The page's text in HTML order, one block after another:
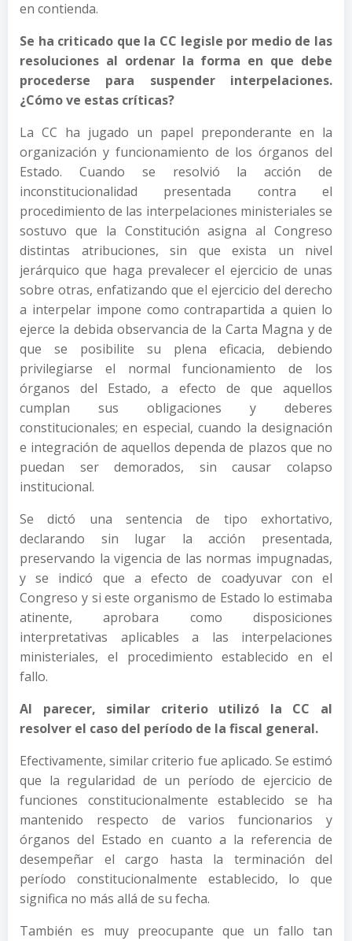
en contienda.
Se ha criticado que la CC legisle por medio de las
resoluciones al ordenar la forma en que debe
procederse para suspender interpelaciones.
¿Cómo ve estas críticas?
La CC ha jugado un papel preponderante en la
organización y funcionamiento de los órganos del
Estado. Cuando se resolvió la acción de
inconstitucionalidad presentada contra el
procedimiento de las interpelaciones ministeriales se
sostuvo que la Constitución asigna al Congreso
distintas atribuciones, sin que exista un nivel
jerárquico que haga prevalecer el ejercicio de unas
sobre otras, enfatizando que el ejercicio del derecho
a interpelar impone como contrapartida a quien lo
ejerce la debida observancia de la Carta Magna y de
que se posibilite su plena eficacia, debiendo
privilegiarse el normal funcionamiento de los
órganos del Estado, a efecto de que aquellos
cumplan sus obligaciones y deberes
constitucionales; en especial, cuando la designación
e integración de aquellos dependa de plazos que no
puedan ser demorados, sin causar colapso
institucional.
Se dictó una sentencia de tipo exhortativo,
declarando sin lugar la acción presentada,
preservando la vigencia de las normas impugnadas,
y se indicó que a efecto de coadyuvar con el
Congreso y si este organismo de Estado lo estimaba
atinente, aprobara como disposiciones
interpretativas aplicables a las interpelaciones
ministeriales, el procedimiento establecido en el
fallo.
Al parecer, similar criterio utilizó la CC al
resolver el caso del período de la fiscal general.
Efectivamente, similar criterio fue aplicado. Se estimó
que la regularidad de un período de ejercicio de
funciones constitucionalmente establecido se ha
mantenido respecto de varios funcionarios y
órganos del Estado en cuanto a la referencia de
desempeñar el cargo hasta la terminación del
período constitucionalmente establecido, lo que
significa no más allá de su fecha.
También es muy preocupante que un fallo tan